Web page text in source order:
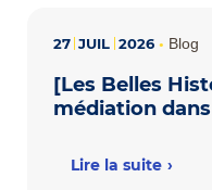
27 JUIL 2026• Blog
[Les Belles
médiation
Lire la suite